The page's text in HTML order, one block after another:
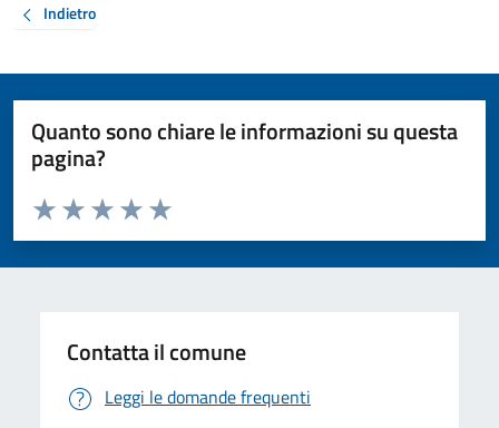
Indietro
Quanto sono chiare le informazioni su questa
pagina?
Valuta da 1 a 5 stelle la pagina
Valuta 5 stelle su 5
Valuta 4 stelle su 5
Valuta 3 stelle su 5
Valuta 2 stelle su 5
Valuta 1 stelle su 5
Contatta il comune
Leggi le domande frequenti